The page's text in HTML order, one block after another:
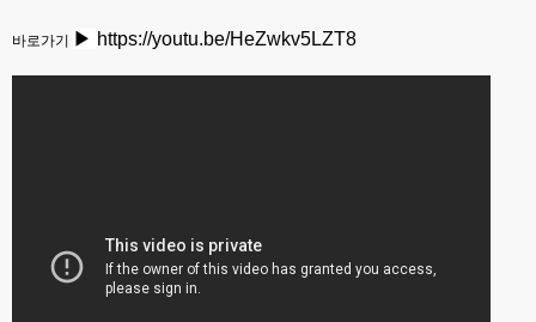
바로가기 ▶ https://youtu.be/HeZwkv5LZT8